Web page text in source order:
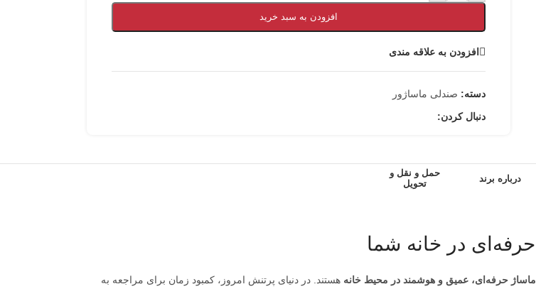
افزودن به سبد خرید
افزودن به علاقه مندی
دسته: صندلی ماساژور
دنبال کردن:
درباره برند
حمل و نقل و
تحویل
ماساژ حرفه‌ای، عمیق و هوشمند در محیط خانه هستند. در دنیای پرتنش امروز، کمبود زمان برای مراجعه به